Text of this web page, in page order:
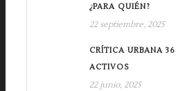
¿PARA QUIÉN?
22 septiembre, 2025
CRÍTICA URBANA
ACTIVOS
22 junio, 2025